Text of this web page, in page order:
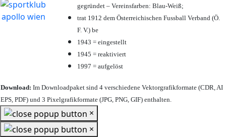
gegründet – Vereinsfarben: Blau-Weiß;
trat 1912 dem Österreichischen Fussball Verband (Ö.
F. V.) be
1943 = eingestellt
1945 = reaktiviert
1997 = aufgelöst
Download: Im Downloadpaket sind 4 verschiedene Vektorgrafikformate (CDR, AI
EPS, PDF) und 3 Pixelgrafikformate (JPG, PNG, GIF) enthalten.
×
×